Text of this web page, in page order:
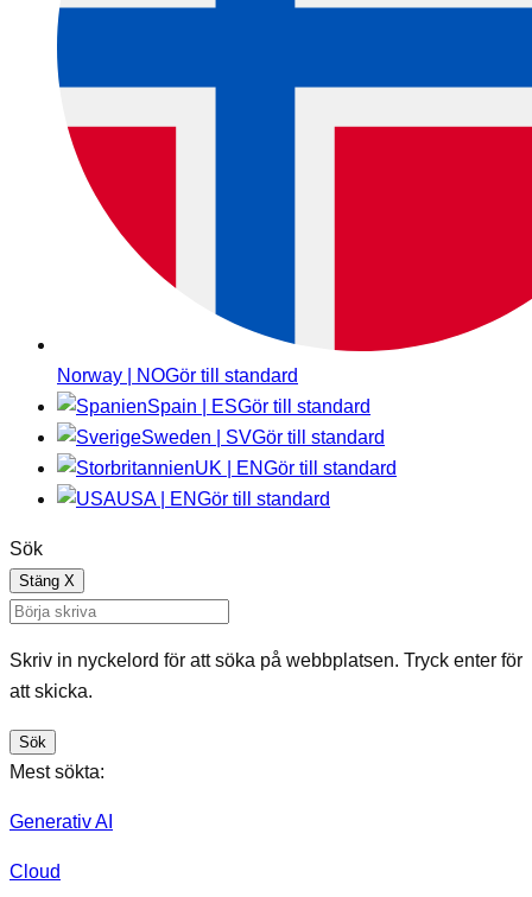
Norway | NOGör till standard
Spain | ESGör till standard
Sweden | SVGör till standard
UK | ENGör till standard
USA | ENGör till standard
Sök
Stäng X
Skriv in nyckelord för att söka på webbplatsen. Tryck enter för
att skicka.
Sök
Mest sökta:
Generativ AI
Cloud